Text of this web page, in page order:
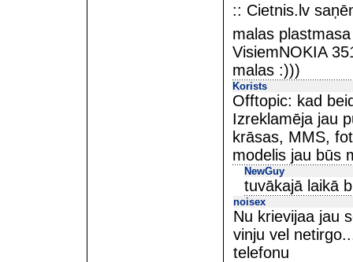
:: Cietnis.lv
malas
VisiemNOKIA
malas :)))
Korists
Offtopic: kad
Izreklamēja jau
krāsas, MMS,
modelis jau būs
NewGuy
tuvākajā laikā
noisex
Nu krievijaa jau
vinju vel
telefonu